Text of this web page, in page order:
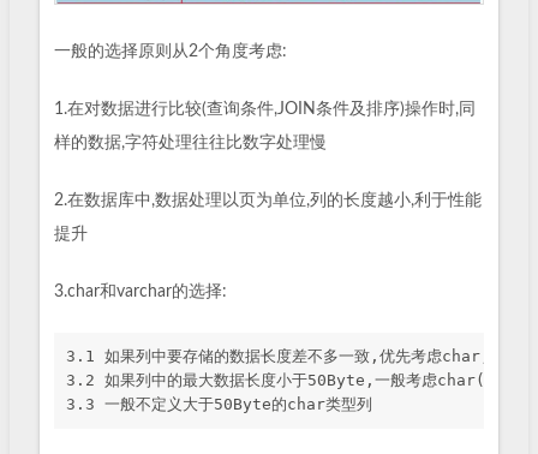
一般的选择原则从2个角度考虑:
1.在对数据进行比较(查询条件,JOIN条件及排序)操作时,同
样的数据,字符处理往往比数字处理慢
2.在数据库中,数据处理以页为单位,列的长度越小,利于性能
提升
3.char和varchar的选择:
3.1 如果列中要存储的数据长度差不多一致,优先考虑char,否则
3.2 如果列中的最大数据长度小于50Byte,一般考虑char(如果